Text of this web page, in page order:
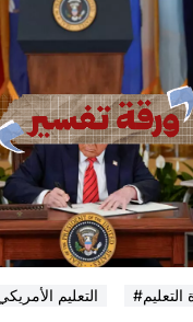
#التعليم التعليم